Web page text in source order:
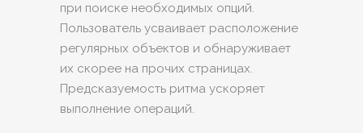
при поиске необходимых опций.
Пользователь усваивает расположение
регулярных объектов и обнаруживает
их скорее на прочих страницах.
Предсказуемость ритма ускоряет
выполнение операций.